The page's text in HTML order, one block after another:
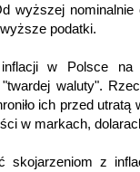
wyższej
podatki.
w Polsce
waluty".
ich przed utratą
w markach,
skojarzeniom z